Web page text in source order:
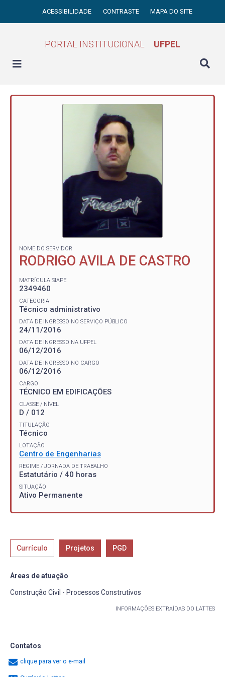
ACESSIBILIDADE CONTRASTE MAPA DO SITE
PORTAL INSTITUCIONAL UFPEL
NOME DO SERVIDOR
RODRIGO AVILA DE CASTRO
MATRÍCULA SIAPE
2349460
CATEGORIA
Técnico administrativo
DATA DE INGRESSO NO SERVIÇO PÚBLICO
24/11/2016
DATA DE INGRESSO NA UFPEL
06/12/2016
DATA DE INGRESSO NO CARGO
06/12/2016
CARGO
TÉCNICO EM EDIFICAÇÕES
CLASSE / NÍVEL
D / 012
TITULAÇÃO
Técnico
LOTAÇÃO
Centro de Engenharias
REGIME / JORNADA DE TRABALHO
Estatutário / 40 horas
SITUAÇÃO
Ativo Permanente
Currículo Projetos PGD
Áreas de atuação
Construção Civil - Processos Construtivos
INFORMAÇÕES EXTRAÍDAS DO LATTES
Contatos
clique para ver o e-mail